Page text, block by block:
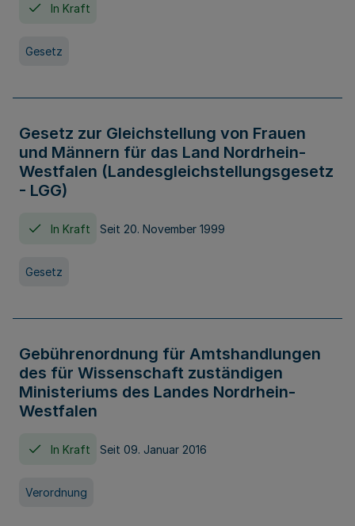
In Kraft
Gesetz
Gesetz zur Gleichstellung von Frauen
und Männern für das Land Nordrhein-
Westfalen (Landesgleichstellungsgesetz
- LGG)
In Kraft Seit 20. November 1999
Gesetz
Gebührenordnung für Amtshandlungen
des für Wissenschaft zuständigen
Ministeriums des Landes Nordrhein-
Westfalen
In Kraft Seit 09. Januar 2016
Verordnung